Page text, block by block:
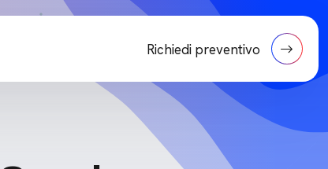
Richiedi preventivo